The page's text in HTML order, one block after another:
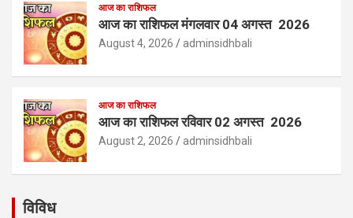
आज का राशिफल
आज का राशिफल मंगलवार 04 अगस्त 2026
August 4, 2026 adminsidhbali
आज का राशिफल
आज का राशिफल रविवार 02 अगस्त 2026
August 2, 2026 adminsidhbali
विविध